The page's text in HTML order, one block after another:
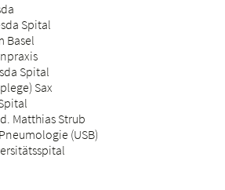
Spital
Basel
Spital
Sax
Matthias Strub
(USB)